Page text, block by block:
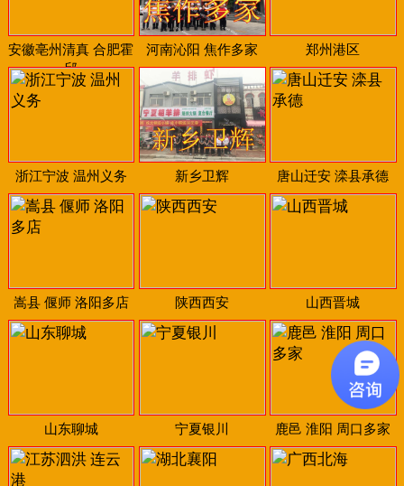
安徽亳州清真 合肥霍
邱
河南沁阳 焦作多家 郑州港区
浙江宁波 温州义务 新乡卫辉 唐山迁安 滦县承德
嵩县 偃师 洛阳多店 陕西西安 山西晋城
山东聊城 宁夏银川 鹿邑 淮阳 周口多家